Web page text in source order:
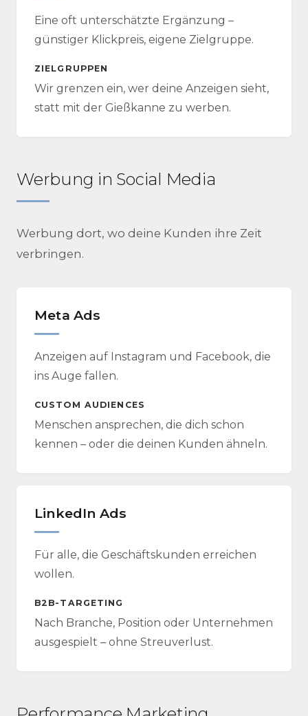
Eine oft unterschätzte Ergänzung –
günstiger Klickpreis, eigene Zielgruppe.
ZIELGRUPPEN
Wir grenzen ein, wer deine Anzeigen sieht,
statt mit der Gießkanne zu werben.
Werbung in Social Media
Werbung dort, wo deine Kunden ihre Zeit
verbringen.
Meta Ads
Anzeigen auf Instagram und Facebook, die
ins Auge fallen.
CUSTOM AUDIENCES
Menschen ansprechen, die dich schon
kennen – oder die deinen Kunden ähneln.
LinkedIn Ads
Für alle, die Geschäftskunden erreichen
wollen.
B2B-TARGETING
Nach Branche, Position oder Unternehmen
ausgespielt – ohne Streuverlust.